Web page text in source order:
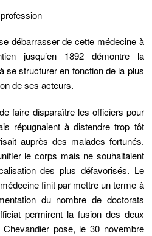
débarrasser de cette médecine à
jusqu’en 1892 démontre la
se structurer en fonction de la plus
de ses acteurs.
faire disparaître les officiers pour
répugnaient à distendre trop tôt
auprès des malades fortunés.
le corps mais ne souhaitaient
des plus défavorisés. Le
finit par mettre un terme à
du nombre de doctorats
permirent la fusion des deux
Chevandier pose, le 30 novembre